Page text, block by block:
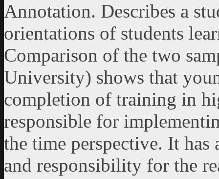
Annotation. Describes a
orientations of students
Comparison of the two
University) shows that
completion of training in
responsible for
the time perspective. It has
and responsibility for the